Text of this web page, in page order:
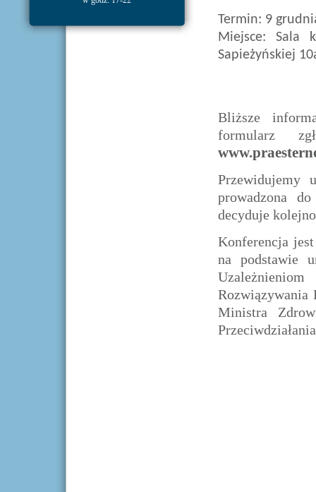
Termin: 9
Miejsce: Sala
Sapieżyńskiej
Bliższe
formularz
Przewidujemy
prowadzona
decyduje
Konferencja
na podstawie
Rozwiązywania
Ministra